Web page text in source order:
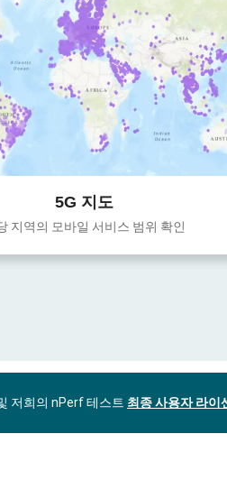
5G 지도
지역의 모바일 서비스 범위 확인
저희의 nPerf 테스트 최종 사용자 라이